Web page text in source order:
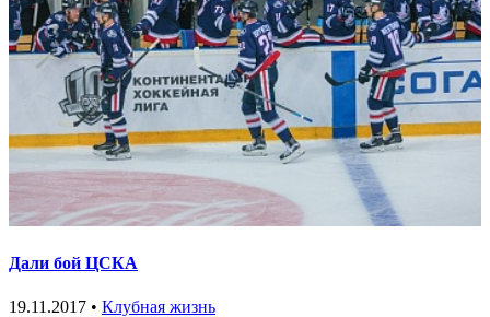
Дали бой ЦСКА
19.11.2017 • Клубная жизнь